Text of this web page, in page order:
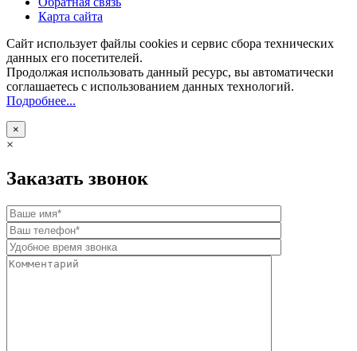
Карта сайта
Сайт использует файлы cookies и сервис сбора технических
данных его посетителей.
Продолжая использовать данный ресурс, вы автоматически
соглашаетесь с использованием данных технологий.
Подробнее...
×
×
Заказать звонок